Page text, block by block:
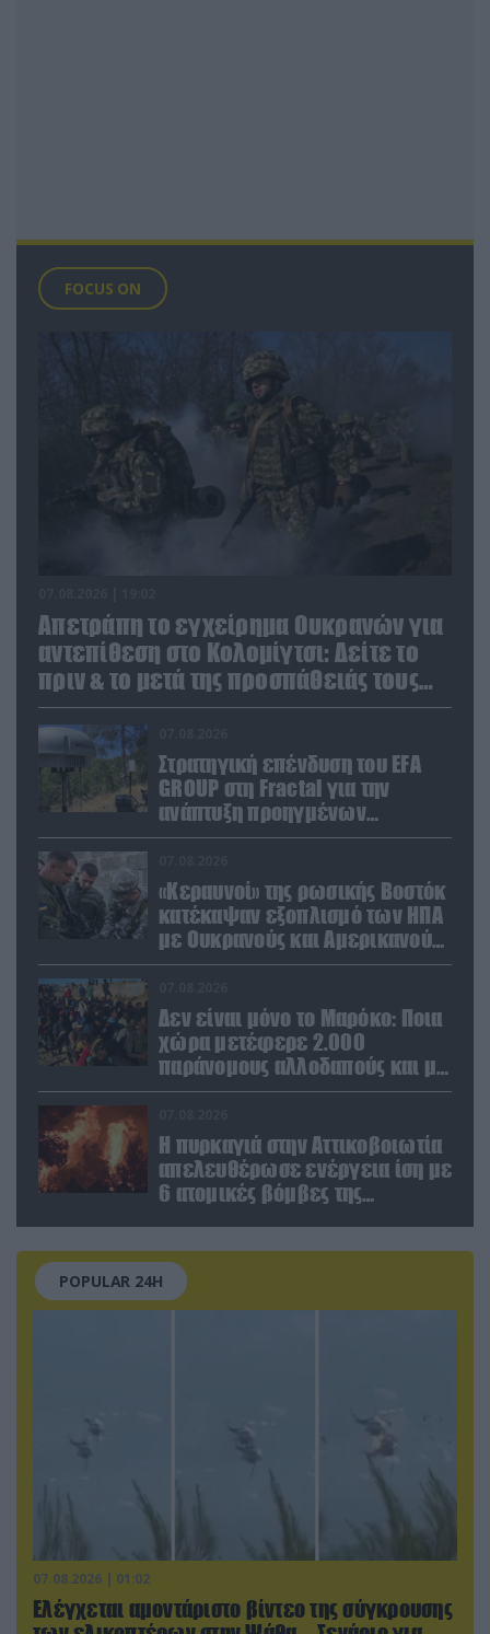
FOCUS ON
Απετράπη το εγχείρημα Ουκρανών για
αντεπίθεση στο Κολομίγτσι: Δείτε το
πριν & το μετά της προσπάθειάς τους
(βίντεο)
Στρατηγική επένδυση του EFA
GROUP στη Fractal για την
ανάπτυξη προηγμένων
αμυντικών τεχνολογιών σε
«Κεραυνοί» της ρωσικής Βοστόκ
κατέκαψαν εξοπλισμό των ΗΠΑ
με Ουκρανούς και Αμερικανούς
μισθοφόρους – Δείτε βίντεο
Δεν είναι μόνο το Μαρόκο: Ποια
χώρα μετέφερε 2.000
παράνομους αλλοδαπούς και με
ναρκωτικά στην Ισπανία
Η πυρκαγιά στην Αττικοβοιωτία
απελευθέρωσε ενέργεια ίση με
6 ατομικές βόμβες της
POPULAR 24H
07.08.2026 | 01:02
Ελέγχεται αμοντάριστο βίντεο της σύγκρουσης